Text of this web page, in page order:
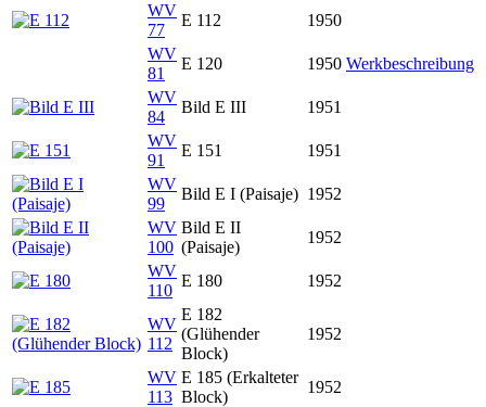
WV
77
E 112
1950
WV
81
E 120 1950 Werkbeschreibung
WV
84
Bild E III
1951
WV
91
E 151
1951
WV
99
Bild E I (Paisaje) 1952
WV
100
Bild E II
(Paisaje)
1952
WV
110
E 180 1952
WV
112
E 182
(Glühender
Block)
1952
WV
113
E 185 (Erkalteter
Block)
1952